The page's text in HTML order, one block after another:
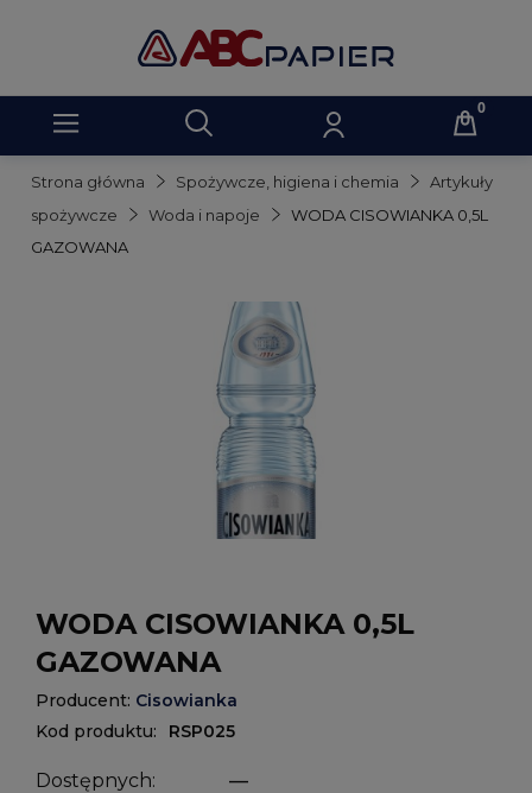
Strona główna Spożywcze, higiena i chemia
Artykuły
spożywcze
Woda i napoje
WODA CISOWIANKA 0,5L
GAZOWANA
WODA CISOWIANKA 0,5L
GAZOWANA
Producent: Cisowianka
Kod produktu:
RSP025
Dostępnych: —